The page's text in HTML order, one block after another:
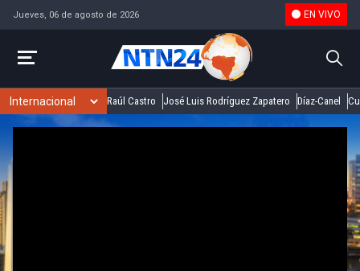
Jueves, 06 de agosto de 2026 EN VIVO
Raúl Castro José Luis Rodríguez Zapatero Díaz-Canel